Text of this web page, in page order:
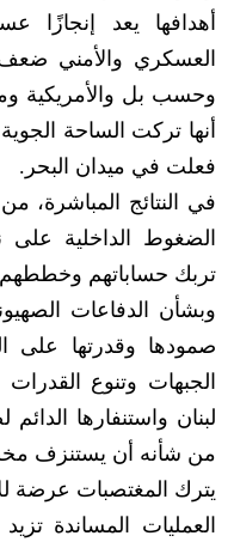
أهدافها يعد إنجازًا
العسكري والأمني ضعف
وحسب بل والأمريكية
أنها تركت الساحة
فعلت في ميدان البحر.
في النتائج المباشرة،
الضغوط الداخلية على
تربك حساباتهم
وبشأن الدفاعات
صمودها وقدرتها على
الجبهات وتنوع
لبنان واستنفارها
من شأنه أن يستنزف
يترك المغتصبات عرضة
العمليات المساندة